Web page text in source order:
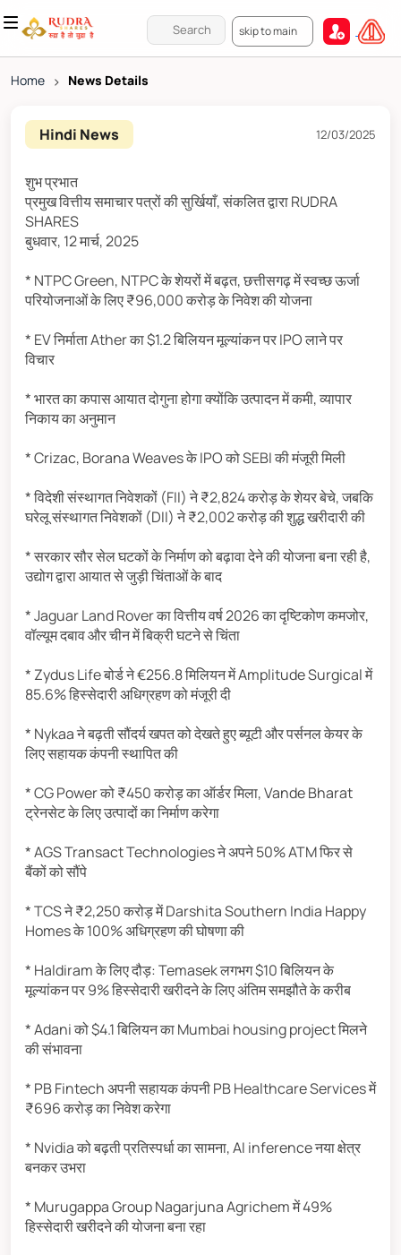
skip to main
Home > News Details
Hindi News 12/03/2025
शुभ प्रभात
प्रमुख वित्तीय समाचार पत्रों की सुर्खियाँ, संकलित द्वारा RUDRA
SHARES
बुधवार, 12 मार्च, 2025
* NTPC Green, NTPC के शेयरों में बढ़त, छत्तीसगढ़ में स्वच्छ ऊर्जा
परियोजनाओं के लिए ₹96,000 करोड़ के निवेश की योजना
* EV निर्माता Ather का $1.2 बिलियन मूल्यांकन पर IPO लाने पर
विचार
* भारत का कपास आयात दोगुना होगा क्योंकि उत्पादन में कमी, व्यापार
निकाय का अनुमान
* Crizac, Borana Weaves के IPO को SEBI की मंजूरी मिली
* विदेशी संस्थागत निवेशकों (FII) ने ₹2,824 करोड़ के शेयर बेचे, जबकि
घरेलू संस्थागत निवेशकों (DII) ने ₹2,002 करोड़ की शुद्ध खरीदारी की
* सरकार सौर सेल घटकों के निर्माण को बढ़ावा देने की योजना बना रही है,
उद्योग द्वारा आयात से जुड़ी चिंताओं के बाद
* Jaguar Land Rover का वित्तीय वर्ष 2026 का दृष्टिकोण कमजोर,
वॉल्यूम दबाव और चीन में बिक्री घटने से चिंता
* Zydus Life बोर्ड ने €256.8 मिलियन में Amplitude Surgical में
85.6% हिस्सेदारी अधिग्रहण को मंजूरी दी
* Nykaa ने बढ़ती सौंदर्य खपत को देखते हुए ब्यूटी और पर्सनल केयर के
लिए सहायक कंपनी स्थापित की
* CG Power को ₹450 करोड़ का ऑर्डर मिला, Vande Bharat
ट्रेनसेट के लिए उत्पादों का निर्माण करेगा
* AGS Transact Technologies ने अपने 50% ATM फिर से
बैंकों को सौंपे
* TCS ने ₹2,250 करोड़ में Darshita Southern India Happy
Homes के 100% अधिग्रहण की घोषणा की
* Haldiram के लिए दौड़: Temasek लगभग $10 बिलियन के
मूल्यांकन पर 9% हिस्सेदारी खरीदने के लिए अंतिम समझौते के करीब
* Adani को $4.1 बिलियन का Mumbai housing project मिलने
की संभावना
* PB Fintech अपनी सहायक कंपनी PB Healthcare Services में
₹696 करोड़ का निवेश करेगा
* Nvidia को बढ़ती प्रतिस्पर्धा का सामना, AI inference नया क्षेत्र
बनकर उभरा
* Murugappa Group Nagarjuna Agrichem में 49%
हिस्सेदारी खरीदने की योजना बना रहा